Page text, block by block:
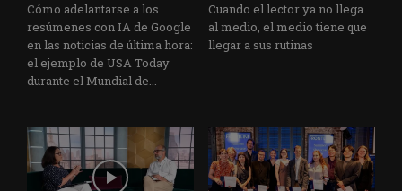
Cómo adelantarse a los
resúmenes con IA de Google
en las noticias de última hora:
el ejemplo de USA Today
durante el Mundial de...
Cuando el lector ya no llega
al medio, el medio tiene que
llegar a sus rutinas